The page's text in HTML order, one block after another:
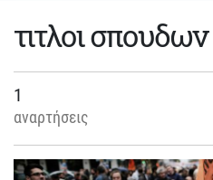
τιτλοι σπουδων
1
αναρτήσεις